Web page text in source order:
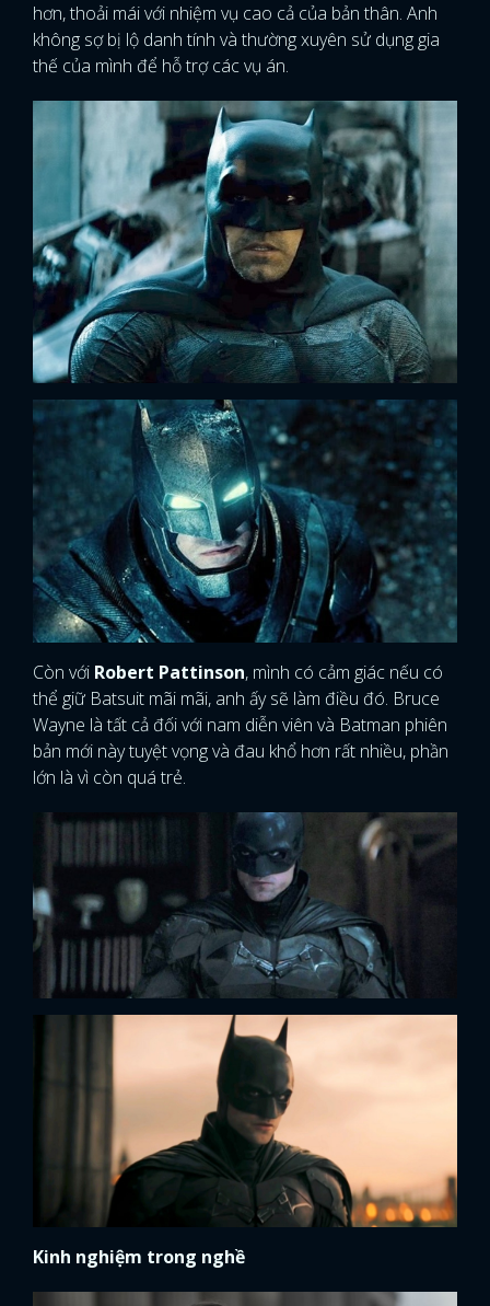
hơn, thoải mái với nhiệm vụ cao cả của bản thân. Anh
không sợ bị lộ danh tính và thường xuyên sử dụng gia
thế của mình để hỗ trợ các vụ án.
Còn với Robert Pattinson, mình có cảm giác nếu có
thể giữ Batsuit mãi mãi, anh ấy sẽ làm điều đó. Bruce
Wayne là tất cả đối với nam diễn viên và Batman phiên
bản mới này tuyệt vọng và đau khổ hơn rất nhiều, phần
lớn là vì còn quá trẻ.
Kinh nghiệm trong nghề